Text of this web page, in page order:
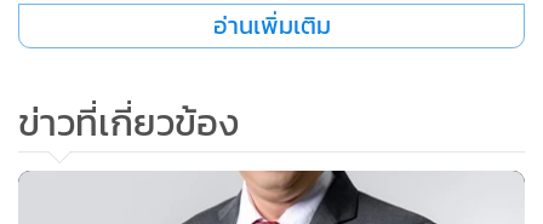
อ่านเพิ่มเติม
ข่าวที่เกี่ยวข้อง